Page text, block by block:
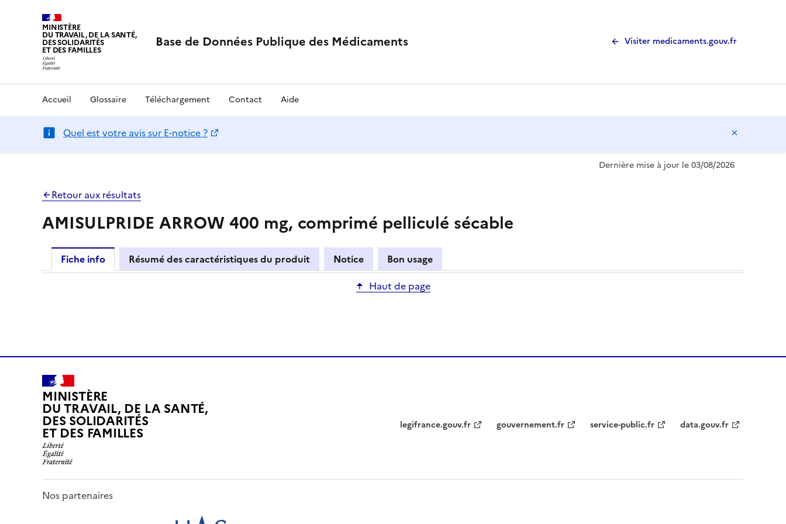
MINISTÈRE
DU TRAVAIL, DE LA SANTÉ,
DES SOLIDARITÉS
ET DES FAMILLES Base de Données Publique des Médicaments Visiter medicaments.gouv.fr
Accueil Glossaire Téléchargement Contact Aide
Quel est votre avis sur E-notice ?
Dernière mise à jour le 03/08/2026
Retour aux résultats
AMISULPRIDE ARROW 400 mg, comprimé pelliculé sécable
Fiche info Résumé des caractéristiques du produit Notice
Bon usage
Haut de page
MINISTÈRE
DU TRAVAIL, DE LA SANTÉ,
DES SOLIDARITÉS
ET DES FAMILLES legifrance.gouv.fr gouvernement.fr service-public.fr data.gouv.fr
Nos partenaires